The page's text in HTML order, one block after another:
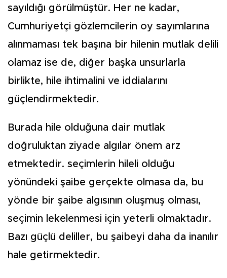
sayıldığı görülmüştür. Her ne kadar,
Cumhuriyetçi gözlemcilerin oy sayımlarına
alınmaması tek başına bir hilenin mutlak delili
olamaz ise de, diğer başka unsurlarla
birlikte, hile ihtimalini ve iddialarını
güçlendirmektedir.
Burada hile olduğuna dair mutlak
doğruluktan ziyade algılar önem arz
etmektedir. seçimlerin hileli olduğu
yönündeki şaibe gerçekte olmasa da, bu
yönde bir şaibe algısının oluşmuş olması,
seçimin lekelenmesi için yeterli olmaktadır.
Bazı güçlü deliller, bu şaibeyi daha da inanılır
hale getirmektedir.